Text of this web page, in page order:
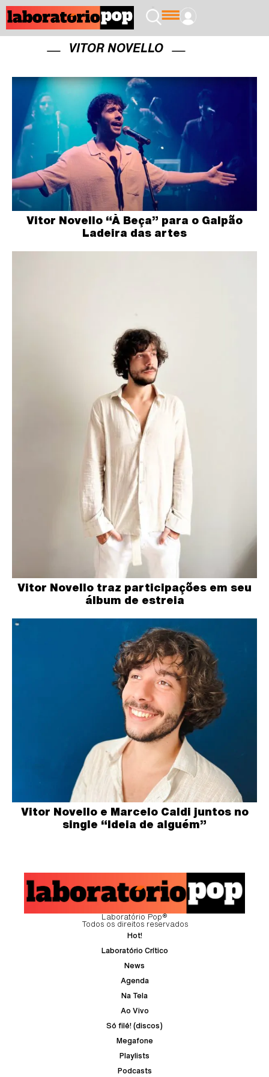
VITOR NOVELLO
Vitor Novello “À Beça” para o Galpão
Ladeira das artes
Vitor Novello traz participações em seu
álbum de estreia
Vitor Novello e Marcelo Caldi juntos no
single “Ideia de alguém”
Laboratório Pop®
Todos os direitos reservados
Hot!
Laboratório Crítico
News
Agenda
Na Tela
Ao Vivo
Só filé! (discos)
Megafone
Playlists
Podcasts